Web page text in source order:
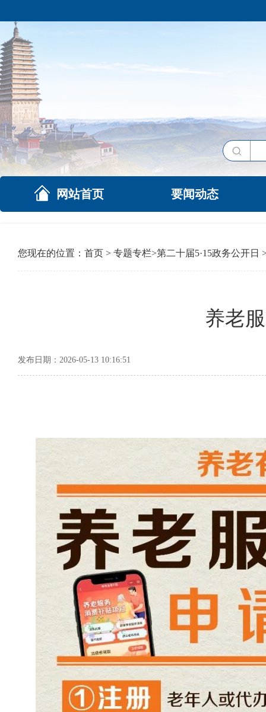
网站首页 要闻动态
您现在的位置： 首页 > 专题专栏>第二十届5·15政务公开日
养老
发布日期：2026-05-13 10:16:51